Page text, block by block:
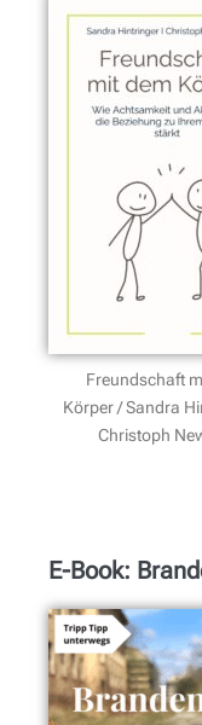
Freundschaft
Körper / Sandra
Christoph
E-Book: